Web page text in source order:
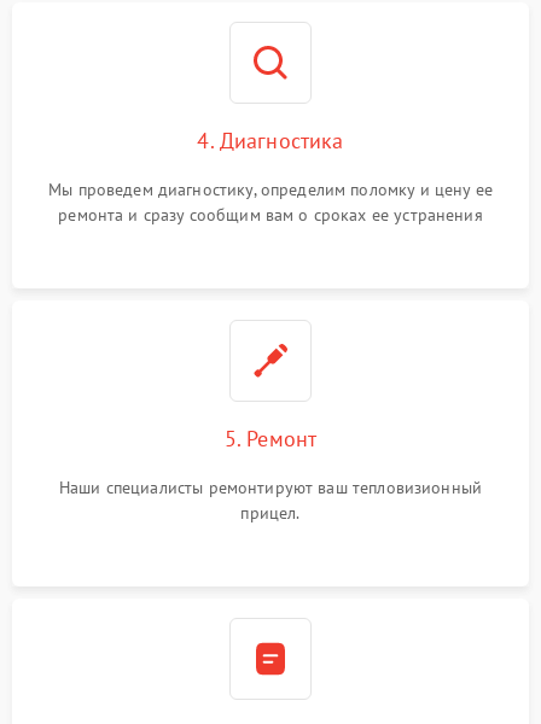
4. Диагностика
Мы проведем диагностику, определим поломку и цену ее
ремонта и сразу сообщим вам о сроках ее устранения
5. Ремонт
Наши специалисты ремонтируют ваш тепловизионный
прицел.